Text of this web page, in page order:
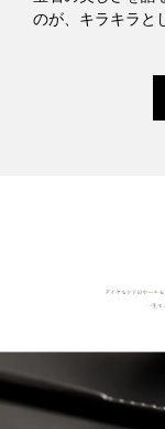
のが、キラキラと